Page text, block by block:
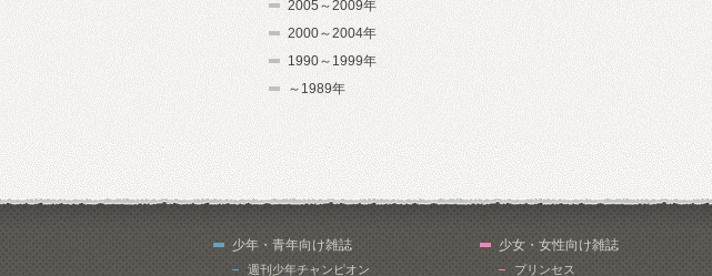
2005～2009年
2000～2004年
1990～1999年
～1989年
少年・青年向け雑誌
週刊少年チャンピオン
少女・女性向け雑誌
プリンセス